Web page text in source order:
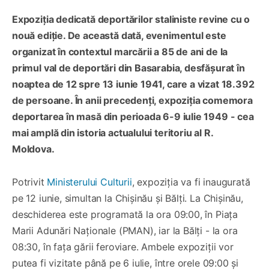
Expoziția dedicată deportărilor staliniste revine cu o
nouă ediție. De această dată, evenimentul este
organizat în contextul marcării a 85 de ani de la
primul val de deportări din Basarabia, desfășurat în
noaptea de 12 spre 13 iunie 1941, care a vizat 18.392
de persoane. În anii precedenți, expoziția comemora
deportarea în masă din perioada 6-9 iulie 1949 - cea
mai amplă din istoria actualului teritoriu al R.
Moldova.
Potrivit Ministerului Culturii, expoziția va fi inaugurată
pe 12 iunie, simultan la Chișinău și Bălți. La Chișinău,
deschiderea este programată la ora 09:00, în Piața
Marii Adunări Naționale (PMAN), iar la Bălți - la ora
08:30, în fața gării feroviare. Ambele expoziții vor
putea fi vizitate până pe 6 iulie, între orele 09:00 și